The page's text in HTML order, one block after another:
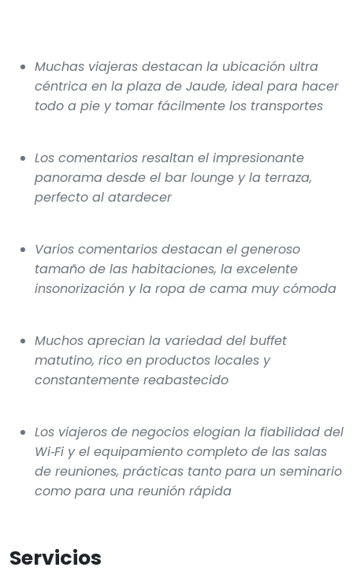
Muchas viajeras destacan la ubicación ultra
céntrica en la plaza de Jaude, ideal para hacer
todo a pie y tomar fácilmente los transportes
Los comentarios resaltan el impresionante
panorama desde el bar lounge y la terraza,
perfecto al atardecer
Varios comentarios destacan el generoso
tamaño de las habitaciones, la excelente
insonorización y la ropa de cama muy cómoda
Muchos aprecian la variedad del buffet
matutino, rico en productos locales y
constantemente reabastecido
Los viajeros de negocios elogian la fiabilidad del
Wi‑Fi y el equipamiento completo de las salas
de reuniones, prácticas tanto para un seminario
como para una reunión rápida
Servicios